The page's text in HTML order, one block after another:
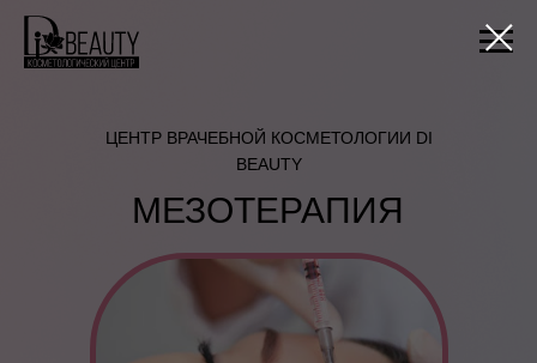
ЦЕНТР ВРАЧЕБНОЙ КОСМЕТОЛОГИИ DI
BEAUTY
МЕЗОТЕРАПИЯ